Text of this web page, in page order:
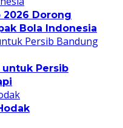
2026 Dorong
Bola Indonesia
untuk Persib